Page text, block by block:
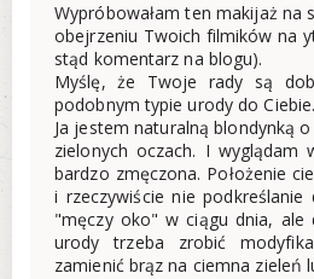
Wypróbowałam ten makijaż na
obejrzeniu Twoich filmików na
stąd komentarz na blogu).
Myślę, że Twoje rady są
podobnym typie urody do Ciebie.
Ja jestem naturalną blondynką
zielonych oczach. I wyglądam
bardzo zmęczona. Położenie
i rzeczywiście nie
"męczy oko" w ciągu dnia, ale
urody trzeba zrobić
zamienić brąz na ciemna zieleń